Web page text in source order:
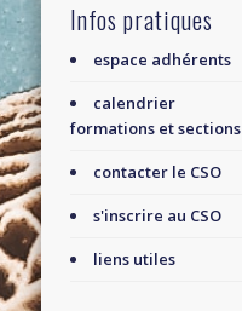
Infos pratiques
espace adhérents
calendrier
formations et sections
contacter le CSO
s'inscrire au CSO
liens utiles